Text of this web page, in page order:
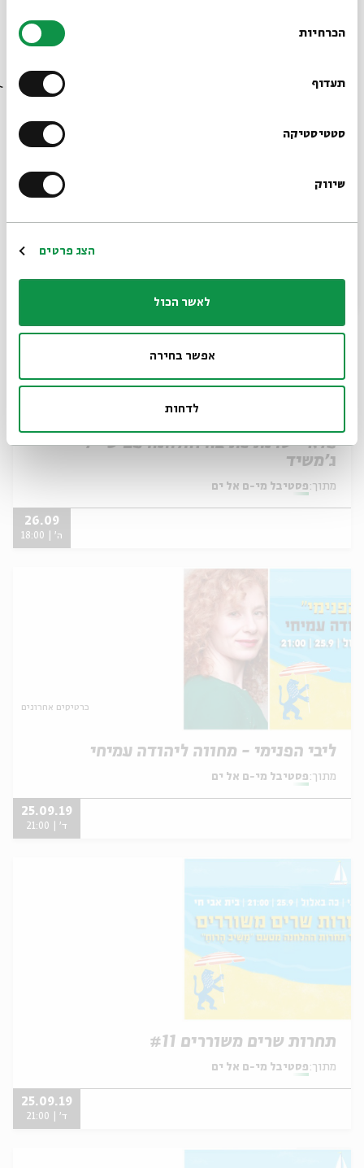
הסכמה
הכרחיות
תעדוף
סטטיסטיקה
שיווק
הצג פרטים
לאשר הכול
אפשר בחירה
לדחות
פלא - סדנת כתיבה והלחנה עם שי-לי
ג'משיד
מתוך: פסטיבל מי-ם אל ים
26.09
ה' | 18:00
כרטיסים אחרונים
ליבי הפנימי - מחווה ליהודה עמיחי
מתוך: פסטיבל מי-ם אל ים
25.09.19
ד' | 21:00
תחרות שרים משוררים #11
מתוך: פסטיבל מי-ם אל ים
25.09.19
ד' | 21:00